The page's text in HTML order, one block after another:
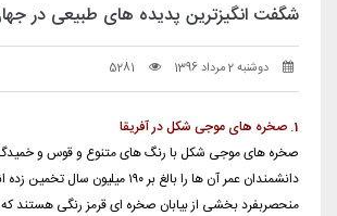
شگفت انگیزترین پدیده های طبیعی در
دوشنبه 2 مرداد 1396 5281
1. صخره های موجی شکل در آفریقا
صخره های موجی شکل با رنگ های متنوع و قوس و
دانشمندان عمر آن ها را بالغ بر ۱۹۰
منحصربفرد بخشی از بیابان صخره ای قرمز رنگی هستند